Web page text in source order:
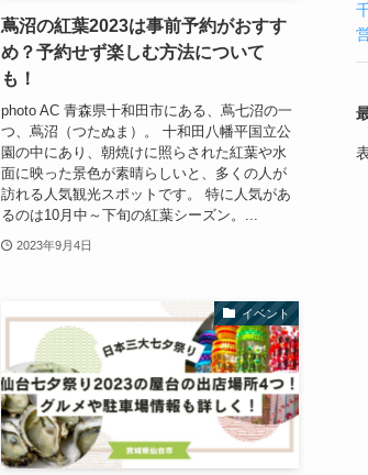
蔦沼の紅葉2023は事前予約がおすす
め？予約せず楽しむ方法について
も！
photo AC 青森県十和田市にある、蔦七沼の一
つ、蔦沼（つたぬま）。 十和田八幡平国立公
園の中にあり、朝焼けに照らされた紅葉や水
面に映った景色が素晴らしいと、多くの人が
訪れる人気観光スポットです。 特に人気があ
るのは10月中～下旬の紅葉シーズン。...
2023年9月4日
イベント